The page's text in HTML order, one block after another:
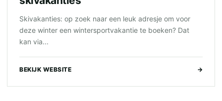
Skivakanties: op zoek naar een leuk adresje om voor
deze winter een wintersportvakantie te boeken? Dat
kan via...
BEKIJK WEBSITE →